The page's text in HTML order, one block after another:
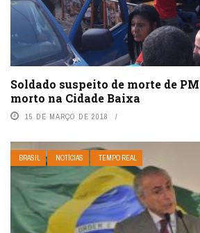
Soldado suspeito de morte de
morto na Cidade Baixa
15 DE MARÇO DE 2018
BRASIL NOTÍCIAS TEMPO REAL